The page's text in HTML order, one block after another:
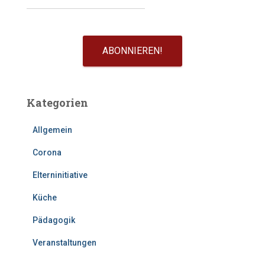
Kategorien
Allgemein
Corona
Elterninitiative
Küche
Pädagogik
Veranstaltungen